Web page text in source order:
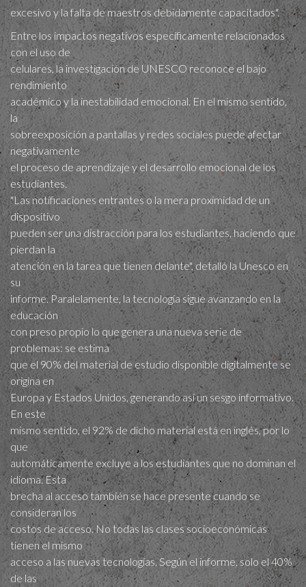
excesivo y la falta de maestros debidamente capacitados".
Entre los impactos negativos específicamente relacionados
con el uso de
celulares, la investigación de UNESCO reconoce el bajo
rendimiento
académico y la inestabilidad emocional. En el mismo sentido,
la
sobreexposición a pantallas y redes sociales puede afectar
negativamente
el proceso de aprendizaje y el desarrollo emocional de los
estudiantes.
"Las notificaciones entrantes o la mera proximidad de un
dispositivo
pueden ser una distracción para los estudiantes, haciendo que
pierdan la
atención en la tarea que tienen delante", detalló la Unesco en
su
informe. Paralelamente, la tecnología sigue avanzando en la
educación
con preso propio lo que genera una nueva serie de
problemas: se estima
que el 90% del material de estudio disponible digitalmente se
origina en
Europa y Estados Unidos, generando así un sesgo informativo.
En este
mismo sentido, el 92% de dicho material está en inglés, por lo
que
automáticamente excluye a los estudiantes que no dominan el
idioma. Esta
brecha al acceso también se hace presente cuando se
consideran los
costos de acceso. No todas las clases socioeconómicas
tienen el mismo
acceso a las nuevas tecnologías. Según el informe, solo el 40%
de las